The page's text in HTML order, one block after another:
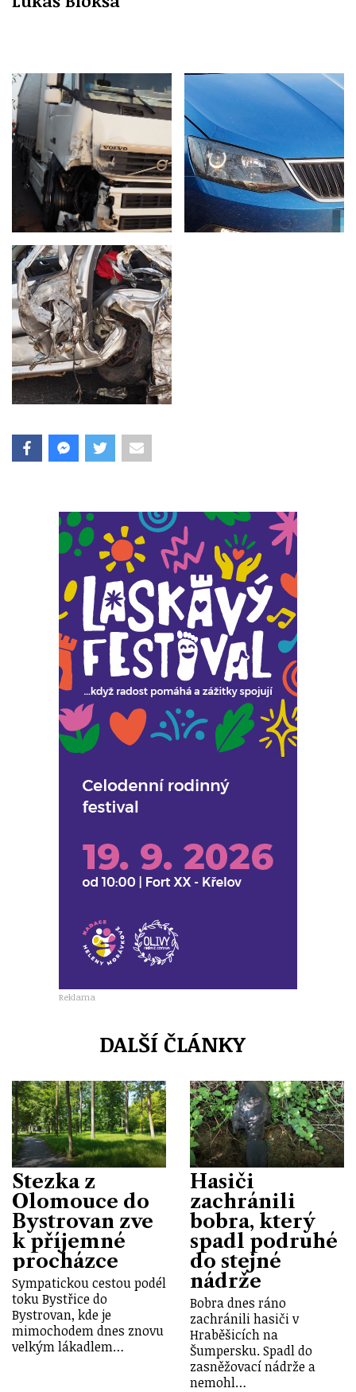
Reklama
DALŠÍ ČLÁNKY
Stezka z
Olomouce do
Bystrovan zve
k příjemné
procházce
Sympatickou cestou podél
toku Bystřice do
Bystrovan, kde je
mimochodem dnes znovu
velkým lákadlem…
Hasiči
zachránili
bobra, který
spadl podruhé
do stejné
nádrže
Bobra dnes ráno
zachránili hasiči v
Hraběšicích na
Šumpersku. Spadl do
zasněžovací nádrže a
nemohl…